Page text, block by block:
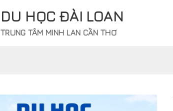
DU HỌC ĐÀI LOAN
TRUNG TÂM MINH LAN CẦN THƠ